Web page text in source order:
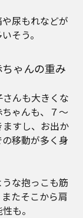
尿もれなどが
そう。
ゃんの重み
さんも大きくな
ゃんも、７〜
すし、お出か
移動が多く身
な抱っこも筋
たそこから肩
も。